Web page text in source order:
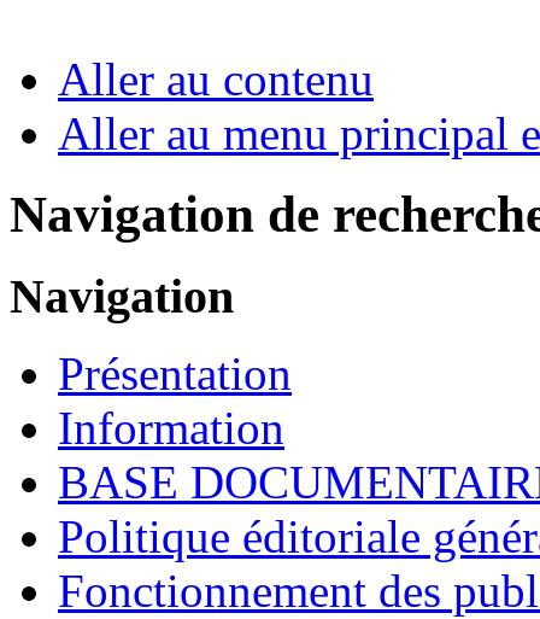
Aller au contenu
Aller au menu principal
Navigation de
Navigation
Présentation
Information
BASE
Politique éditoriale
Fonctionnement des